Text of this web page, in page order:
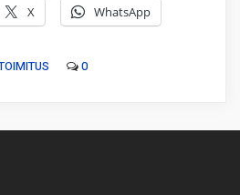
X WhatsApp
0